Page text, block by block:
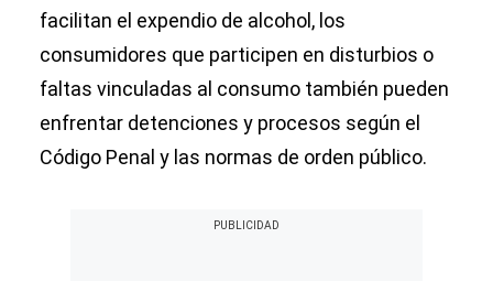
facilitan el expendio de alcohol, los
consumidores que participen en disturbios o
faltas vinculadas al consumo también pueden
enfrentar detenciones y procesos según el
Código Penal y las normas de orden público.